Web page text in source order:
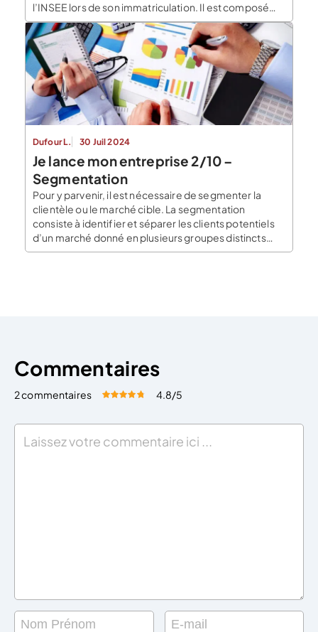
l’INSEE lors de son immatriculation. Il est composé
d’une série unique de 9 chiffres. Ce numéro permet
d’identifier une entreprise. Le SIRET (système
d’identification du répertoire des établissements), lui,
est composé de […]
Dufour L. 30 Juil 2024
Je lance mon entreprise 2/10 –
Segmentation
Pour y parvenir, il est nécessaire de segmenter la
clientèle ou le marché cible. La segmentation
consiste à identifier et séparer les clients potentiels
d’un marché donné en plusieurs groupes distincts
dont les membre ont des critères et des
Commentaires
2 commentaires Évaluez cet article:
4.8/5